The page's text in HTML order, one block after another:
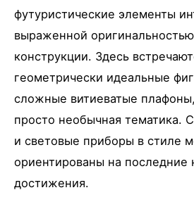
футуристические элементы
выраженной
конструкции. Здесь
геометрически идеальные
сложные витиеватые
просто необычная тематика.
и световые приборы в стиле
ориентированы на последние
достижения.